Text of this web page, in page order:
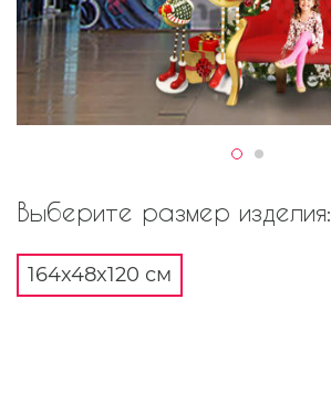
Выберите размер изделия:
164x48x120 см